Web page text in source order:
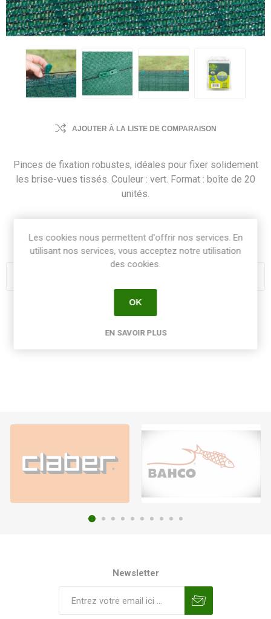
AJOUTER À LA LISTE DE COMPARAISON
Pinces de fixation robustes, idéales pour fixer solidement
les brise-vues tissés. Couleur : vert. Format : boîte de 20
unités.
GTIN: 3260821471213
Share:
Newsletter
Les cookies nous permettent d'offrir nos services. En
utilisant nos services, vous acceptez notre utilisation
des cookies.
OK
EN SAVOIR PLUS